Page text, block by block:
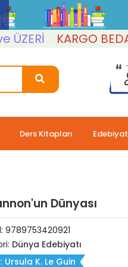
KARGO BEDAVA
Ders Kitapları Edebiyat
Dünyası
9789753420921
Dünya Edebiyatı
Ursula K. Le Guin